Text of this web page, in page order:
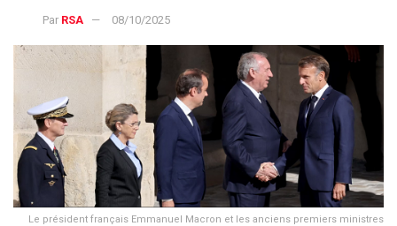
Par RSA 08/10/2025
Le président français Emmanuel Macron et les anciens premiers ministres